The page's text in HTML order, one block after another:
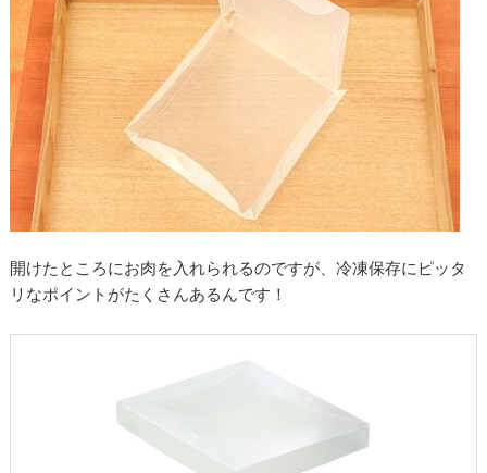
開けたところにお肉を入れられるのですが、冷凍保存にピッタ
リなポイントがたくさんあるんです！